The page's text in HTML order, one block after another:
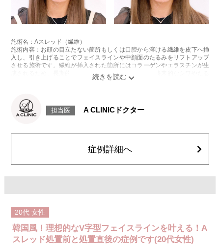
施術名：Aスレッド（繊維）
施術内容：お顔の目立たない箇所もしくは口腔から溶ける繊維を皮下へ挿
入し、引き上げることでフェイスラインや中顔面のたるみをリフトアップ
させる施術です。繊維が挿入された箇所にはコラーゲンやエラスチンが生
成されるため、長期的な美肌効果、肌質の改善効果、将来的なシワやたる
みの予防効果が期待できます。
とがございます。また、稀ではありますが、施術部位の細菌感染症、皮膚
のよれ、繊維の突出などが生じることがございます。化膿止め・痛み止め
費用：1部位 184,800円(税込)
オプション：笑気麻酔 3,300円(税込)
担当医 A CLINICドクター
症例詳細へ
20代 女性
韓国風！理想的なV字型フェイスラインを叶える！A
スレッド処置前と処置直後の症例です(20代女性)